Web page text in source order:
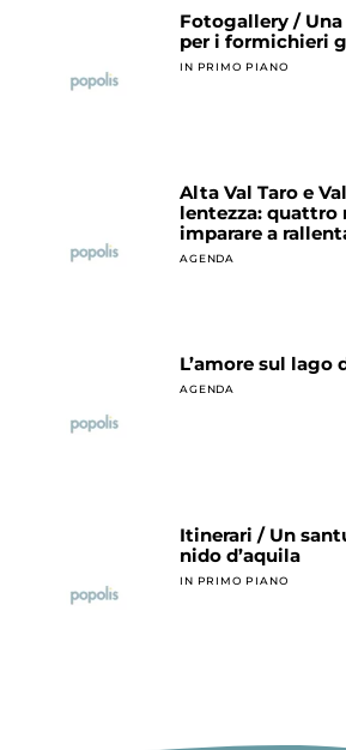
Fotogallery / Una
per i formichieri
IN PRIMO PIANO
Alta Val Taro e
lentezza: quattro
imparare a
AGENDA
L’amore sul lago
AGENDA
Itinerari / Un
nido d’aquila
IN PRIMO PIANO